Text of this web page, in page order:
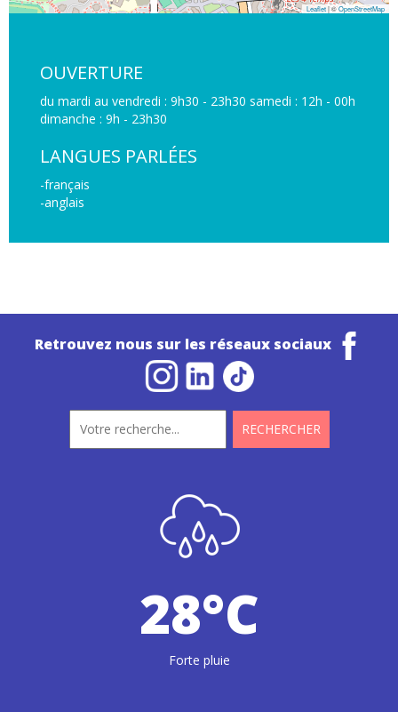
Leaflet| ©OpenStreetMap
OUVERTURE
du mardi au vendredi : 9h30 - 23h30 samedi : 12h - 00h
dimanche : 9h - 23h30
LANGUES PARLÉES
-français
-anglais
Retrouvez nous sur les réseaux sociaux
28°C
Forte pluie